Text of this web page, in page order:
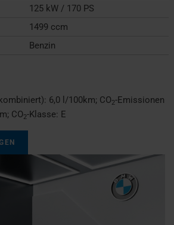
125 kW / 170 PS
1499 ccm
Benzin
6,0 l/100km; CO2-Emissionen
; CO2-Klasse: E